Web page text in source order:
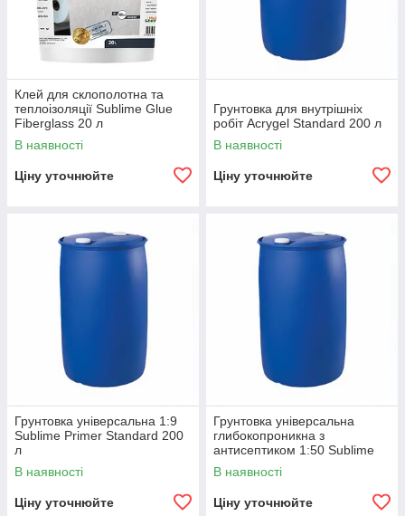
Клей для склополотна та
теплоізоляції Sublime Glue
Fiberglass 20 л
В наявності
Ціну уточнюйте
Грунтовка для внутрішніх
робіт Acrygel Standard 200 л
В наявності
Ціну уточнюйте
Грунтовка універсальна 1:9
Sublime Primer Standard 200
л
В наявності
Ціну уточнюйте
Грунтовка універсальна
глибокопроникна з
антисептиком 1:50 Sublime
Primer Premium 200 л
В наявності
Ціну уточнюйте